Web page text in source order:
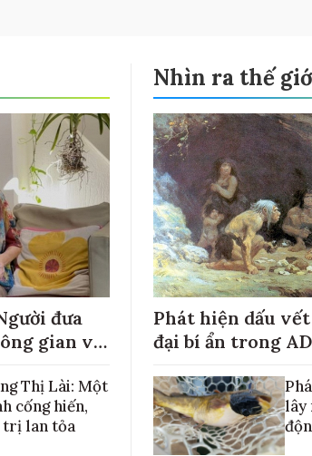
đưa
gian về
Thị Lài: Một
cống hiến,
trị lan tỏa
Nhìn ra thế
Phát hiện dấu
đại bí ẩn trong
lây